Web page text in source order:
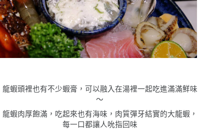
龍蝦頭裡也有不少蝦膏，可以融入在湯裡一起吃進滿滿鮮味
〜
龍蝦肉厚飽滿，吃起來也有海味，肉質彈牙結實的大龍蝦，
每一口都讓人吮指回味